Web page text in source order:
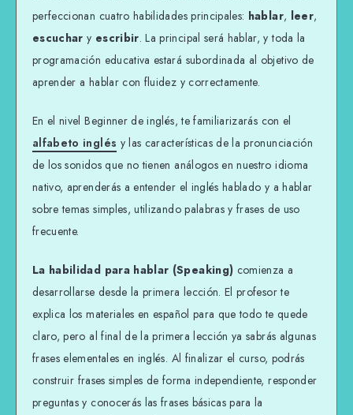
perfeccionan cuatro habilidades principales: hablar, leer,
escuchar y escribir. La principal será hablar, y toda la
programación educativa estará subordinada al objetivo de
aprender a hablar con fluidez y correctamente.
En el nivel Beginner de inglés, te familiarizarás con el
alfabeto inglés y las características de la pronunciación
de los sonidos que no tienen análogos en nuestro idioma
nativo, aprenderás a entender el inglés hablado y a hablar
sobre temas simples, utilizando palabras y frases de uso
frecuente.
La habilidad para hablar (Speaking) comienza a
desarrollarse desde la primera lección. El profesor te
explica los materiales en español para que todo te quede
claro, pero al final de la primera lección ya sabrás algunas
frases elementales en inglés. Al finalizar el curso, podrás
construir frases simples de forma independiente, responder
preguntas y conocerás las frases básicas para la